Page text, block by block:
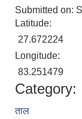
Submitted on:
Latitude:
27.672224
Longitude:
83.251479
Category:
ताल